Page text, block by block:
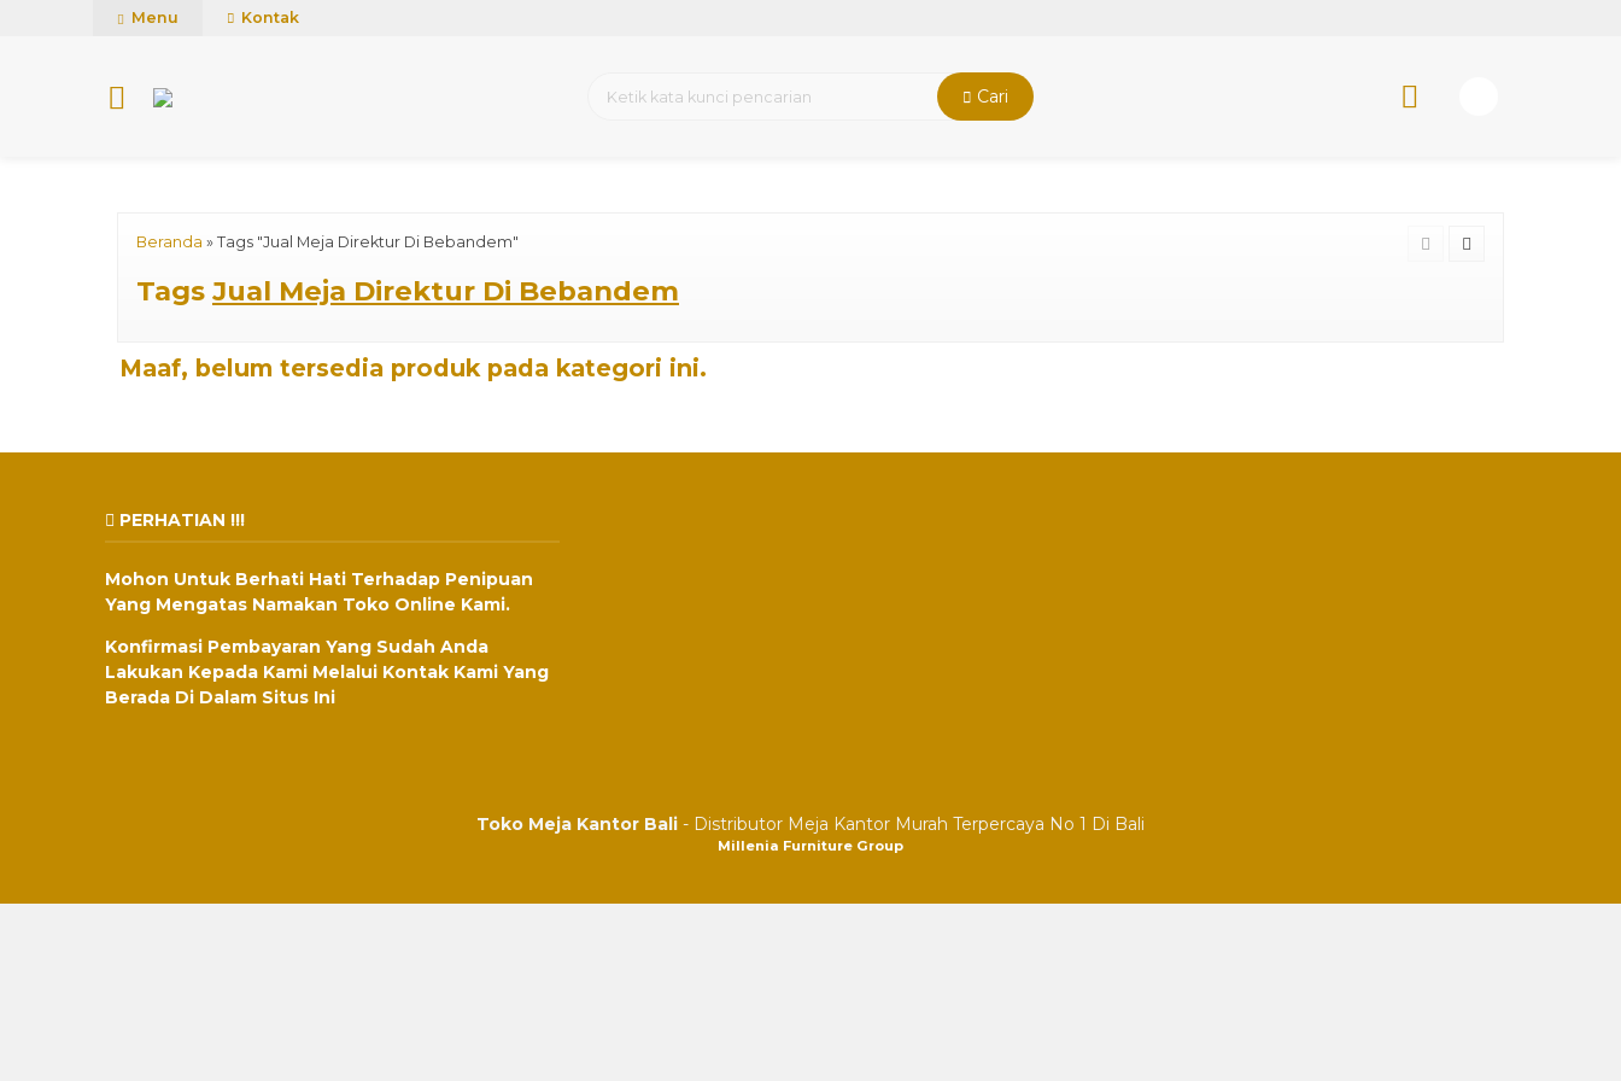
mUCn7CwGawCVTvwq7a99f4AgACOVgZvYEW65FFSDBf0
Menu Kontak
Cari
Beranda » Tags "Jual Meja Direktur Di Bebandem"
Tags Jual Meja Direktur Di Bebandem
Maaf, belum tersedia produk pada kategori ini.
PERHATIAN !!!
Mohon Untuk Berhati Hati Terhadap Penipuan
Yang Mengatas Namakan Toko Online Kami.
Konfirmasi Pembayaran Yang Sudah Anda
Lakukan Kepada Kami Melalui Kontak Kami Yang
Berada Di Dalam Situs Ini
Toko Meja Kantor Bali - Distributor Meja Kantor Murah Terpercaya No 1 Di Bali
Millenia Furniture Group